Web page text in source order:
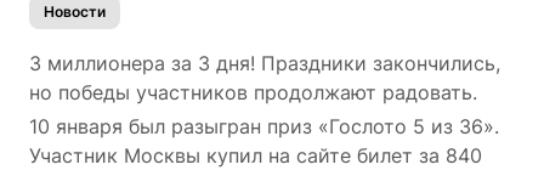
Новости
3 миллионера за 3 дня! Праздники закончились,
но победы участников продолжают радовать.
10 января был разыгран приз «Гослото 5 из 36».
Участник Москвы купил на сайте билет за 840